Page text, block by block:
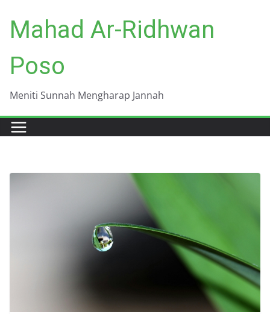
content
Mahad Ar-Ridhwan
Poso
Meniti Sunnah Mengharap Jannah